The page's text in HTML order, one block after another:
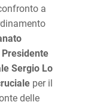
a
Presidente
Sergio Lo
per il
delle